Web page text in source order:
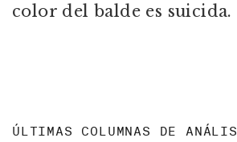
color del balde es suicida.
ÚLTIMAS COLUMNAS DE